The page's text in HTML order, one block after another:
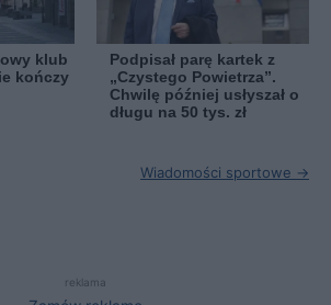
klub
kończy
Podpisał parę kartek z
„Czystego Powietrza”.
Chwilę później usłyszał o
długu na 50 tys. zł
Wiadomości sportowe →
reklama